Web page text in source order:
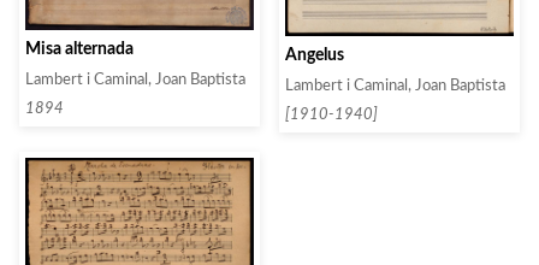
Misa alternada
Lambert i Caminal, Joan Baptista
1894
Angelus
Lambert i Caminal, Joan Baptista
[1910-1940]